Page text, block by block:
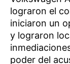
lograron el
iniciaron un
y lograron
poder del